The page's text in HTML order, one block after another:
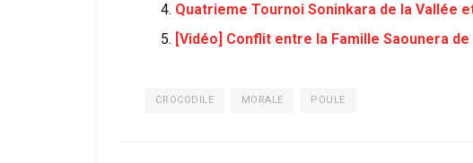
Quatrieme Tournoi Soninkara de la Vallée
[Vidéo] Conflit entre la Famille Saounera
CROCODILE MORALE POULE